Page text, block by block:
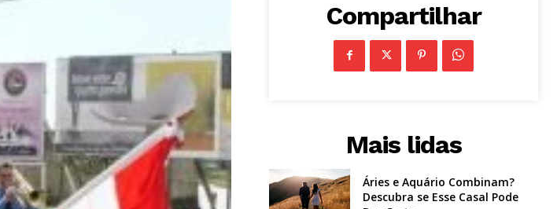
Compartilhar
Mais lidas
Áries e Aquário Combinam?
Descubra se Esse Casal Pode